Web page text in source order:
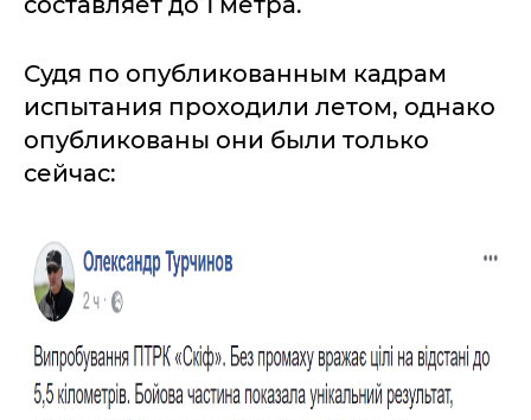
Судя по опубликованным кадрам
испытания проходили летом, однако
опубликованы они были только
сейчас: